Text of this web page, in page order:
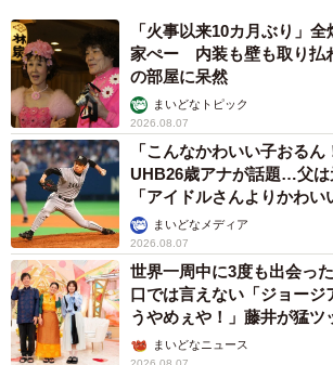
「火事以来10カ月ぶり」
家ぺー 内装も壁も取り払
の部屋に呆然
まいどなトピック
2026.08.07
「こんなかわいい子おる
UHB26歳アナが話題…父
「アイドルさんよりかわ
か」まいどなメディア
2026.08.07
世界一周中に3度も出会っ
口では言えない「ジョージ
うやめぇや！」藤井が猛ツ
ん】まいどなニュース